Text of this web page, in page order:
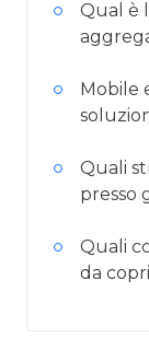
Qual è
Mobile
Quali
presso
Quali
da